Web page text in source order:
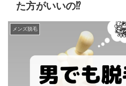
た方がいいの⁉︎
メンズ脱毛